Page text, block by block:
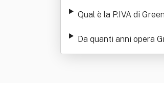
Qual è la P.IVA di
Da quanti anni opera